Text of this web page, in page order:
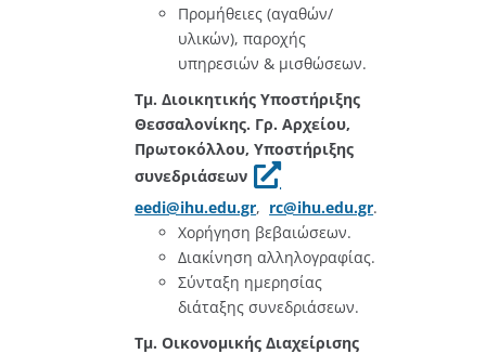
Προμήθειες (αγαθών/
υλικών), παροχής
υπηρεσιών & μισθώσεων.
Τμ. Διοικητικής Υποστήριξης
Θεσσαλονίκης. Γρ. Αρχείου,
Πρωτοκόλλου, Υποστήριξης
συνεδριάσεων
eedi@ihu.edu.gr, rc@ihu.edu.gr.
Χορήγηση βεβαιώσεων.
Διακίνηση αλληλογραφίας.
Σύνταξη ημερησίας
διάταξης συνεδριάσεων.
Τμ. Οικονομικής Διαχείρισης